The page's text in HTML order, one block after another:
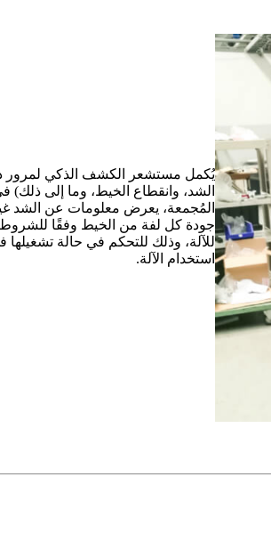
يُكمل مستشعر الكشف الذكي لمرور
الشد، وانقطاع الخيط، وما إلى
المُجمعة، يعرض معلومات عن الشد
جودة كل لفة من الخيط وفقًا للشروط
للآلة، وذلك للتحكم في حالة
استخدام الآلة.